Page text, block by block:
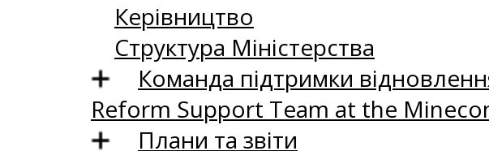
Керівництво
Структура Міністерства
Команда підтримки
Reform Support Team at the
Плани та звіти